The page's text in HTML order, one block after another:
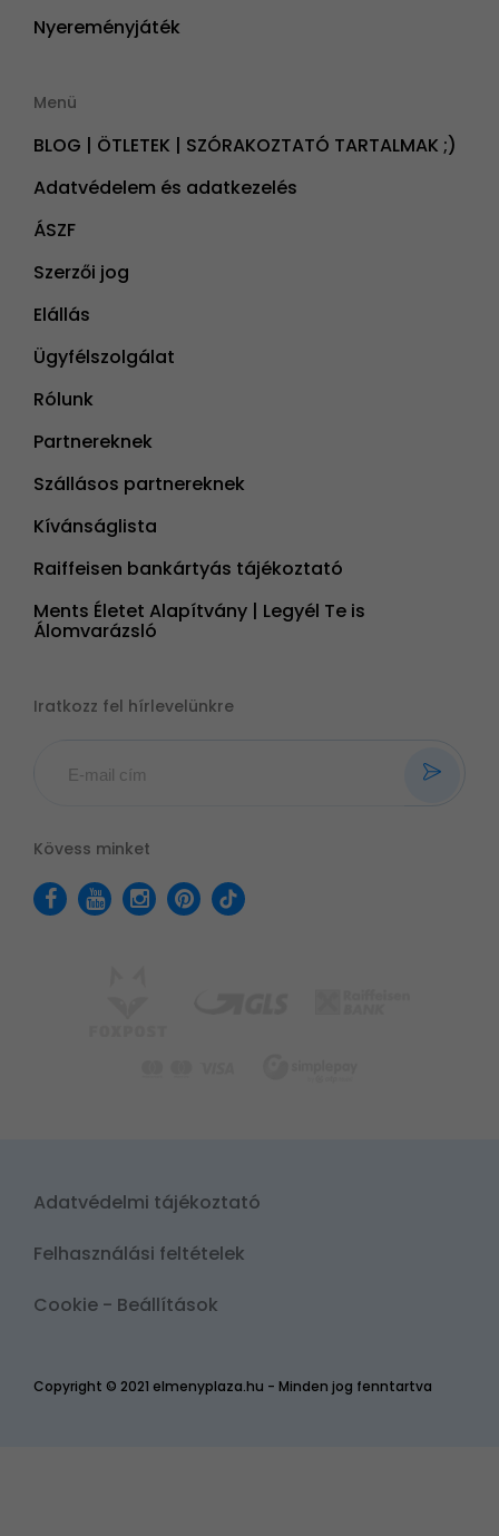
Nyereményjáték
Menü
BLOG | ÖTLETEK | SZÓRAKOZTATÓ TARTALMAK ;)
Adatvédelem és adatkezelés
ÁSZF
Szerzői jog
Elállás
Ügyfélszolgálat
Rólunk
Partnereknek
Szállásos partnereknek
Kívánságlista
Raiffeisen bankártyás tájékoztató
Ments Életet Alapítvány | Legyél Te is
Álomvarázsló
Iratkozz fel hírlevelünkre
Kövess minket
Copyright © 2021 elmenyplaza.hu - Minden jog fenntartva
Adatvédelmi tájékoztató
Felhasználási feltételek
Cookie - Beállítások